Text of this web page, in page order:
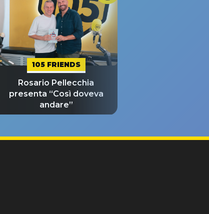
105 FRIENDS
Rosario Pellecchia
presenta “Così doveva
andare”